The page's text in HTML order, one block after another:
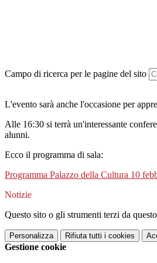
Campo di ricerca per le pagine del sito
L'evento sarà anche l'occasione per
Alle 16:30 si terrà un'interessante
alunni.
Ecco il programma di sala:
Programma Palazzo della Cultura 10
Notizie
Questo sito o gli strumenti terzi da
Personalizza Rifiuta tutti i cookies
Gestione cookie